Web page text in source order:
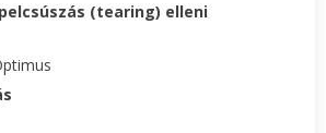
(tearing) elleni